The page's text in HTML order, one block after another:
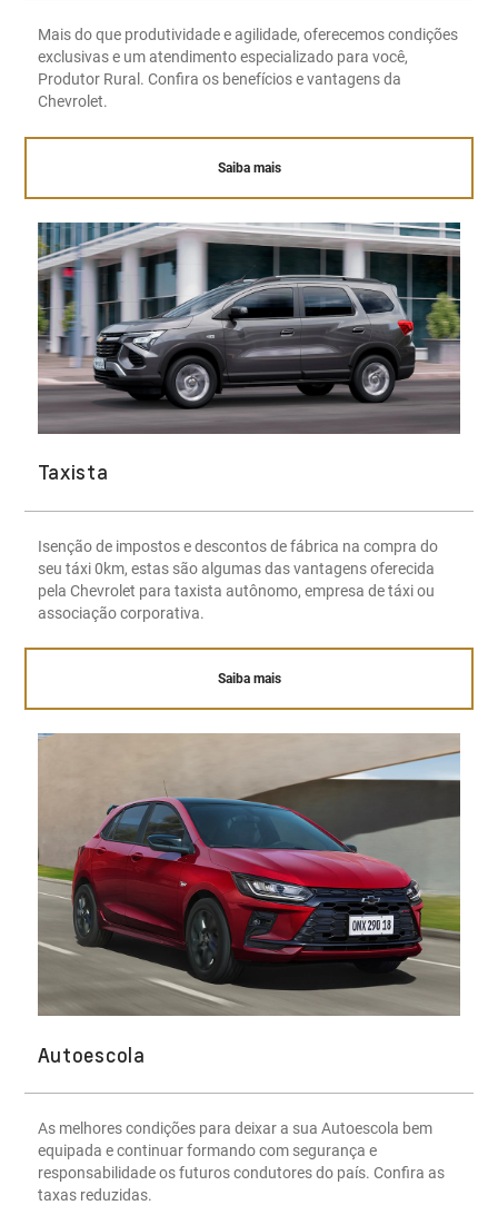
Mais do que produtividade e agilidade, oferecemos condições
exclusivas e um atendimento especializado para você,
Produtor Rural. Confira os benefícios e vantagens da
Chevrolet.
Saiba mais
Taxista
Isenção de impostos e descontos de fábrica na compra do
seu táxi 0km, estas são algumas das vantagens oferecida
pela Chevrolet para taxista autônomo, empresa de táxi ou
associação corporativa.
Saiba mais
Autoescola
As melhores condições para deixar a sua Autoescola bem
equipada e continuar formando com segurança e
responsabilidade os futuros condutores do país. Confira as
taxas reduzidas.